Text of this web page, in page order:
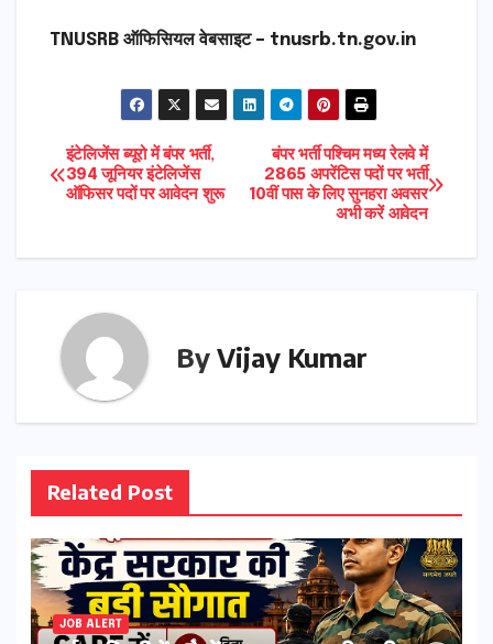
TNUSRB ऑफिसियल वेबसाइट – tnusrb.tn.gov.in
Post
navigation
बंपर भर्ती पश्चिम मध्य रेलवे में
2865 अपरेंटिस पदों पर भर्ती
10वीं पास के लिए सुनहरा अवसर
अभी करें आवेदन
इंटेलिजेंस ब्यूरो में बंपर भर्ती,
394 जूनियर इंटेलिजेंस
ऑफिसर पदों पर आवेदन शुरू
By Vijay Kumar
Related Post
JOB ALERT